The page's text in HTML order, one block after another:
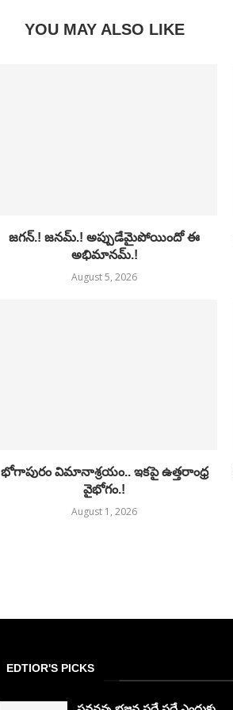
YOU MAY ALSO LIKE
జగన్.! జనమ్.! అప్పుడేమైపోయిందో ఈ
అభిమానమ్.!
August 5, 2026
భోగాపురం విమానాశ్రయం.. ఇకపై ఉత్తరాంధ్ర
వైభోగం.!
August 1, 2026
EDTIOR'S PICKS